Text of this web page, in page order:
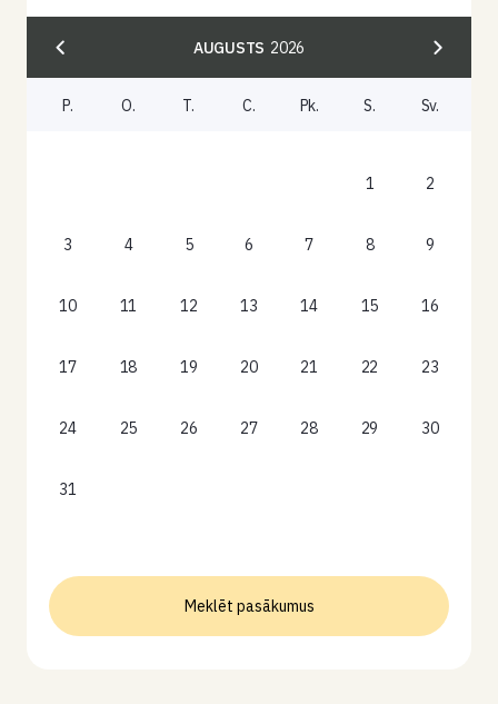
AUGUSTS 2026
P. O. T. C. Pk. S. Sv.
1 2
3 4 5 6 7 8 9
10 11 12 13 14 15 16
17 18 19 20 21 22 23
24 25 26 27 28 29 30
31
Meklēt pasākumus